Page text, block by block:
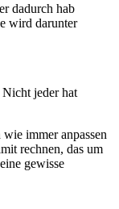
dadurch hab
wird darunter
jeder hat
immer anpassen
rechnen, das um
gewisse